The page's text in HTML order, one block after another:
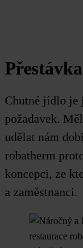
Chutné jídlo je
požadavek.
udělat nám
robatherm
koncepci, ze
a zaměstnanci.